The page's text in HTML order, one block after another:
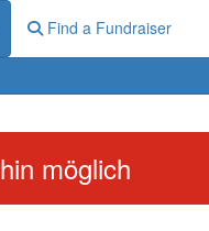
Find a Fundraiser
möglich